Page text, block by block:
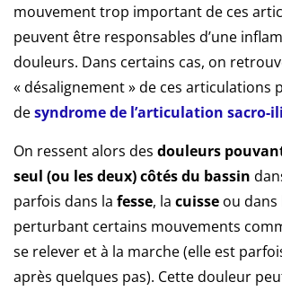
mouvement trop important de ces
peuvent être responsables d’une
douleurs. Dans certains cas, on
« désalignement » de ces articulations
desyndrome de l’articulation sacro-
On ressent alors des douleurs
seul (ou les deux) côtés du bassin
parfois dans la fesse, la cuisse ou dans
perturbant certains mouvements
se relever et à la marche (elle est
après quelques pas). Cette douleur